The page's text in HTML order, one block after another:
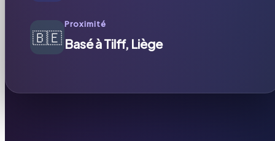
🇧🇪
Proximité
Basé à Tilff, Liège